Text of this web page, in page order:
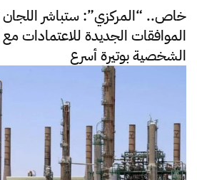
خاص.. “المركزي”: ستباشر اللجان
الموافقات الجديدة للاعتمادات
الشخصية بوتيرة أسرع